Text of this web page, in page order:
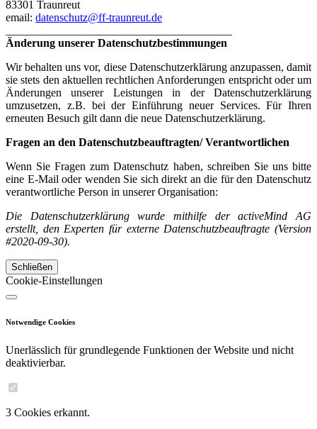
83301 Traunreut
email: datenschutz@ff-traunreut.de
Änderung unserer Datenschutzbestimmungen
Wir behalten uns vor, diese Datenschutzerklärung anzupassen, damit
sie stets den aktuellen rechtlichen Anforderungen entspricht oder um
Änderungen unserer Leistungen in der Datenschutzerklärung
umzusetzen, z.B. bei der Einführung neuer Services. Für Ihren
erneuten Besuch gilt dann die neue Datenschutzerklärung.
Fragen an den Datenschutzbeauftragten/ Verantwortlichen
Wenn Sie Fragen zum Datenschutz haben, schreiben Sie uns bitte
eine E-Mail oder wenden Sie sich direkt an die für den Datenschutz
verantwortliche Person in unserer Organisation:
Die Datenschutzerklärung wurde mithilfe der activeMind AG
erstellt, den Experten für externe Datenschutzbeauftragte (Version
#2020-09-30).
Schließen
Cookie-Einstellungen
Notwendige Cookies
Unerlässlich für grundlegende Funktionen der Website und nicht
deaktivierbar.
3 Cookies erkannt.